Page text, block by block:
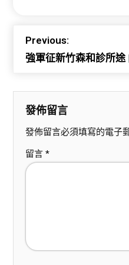
Previous:
強軍征新竹森和診所途
發佈留言
發佈留言必須填寫的電子
留言 *